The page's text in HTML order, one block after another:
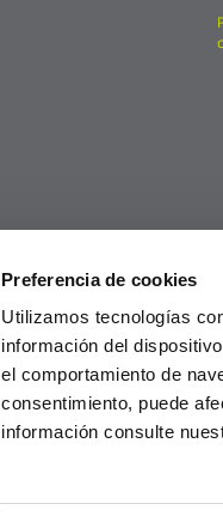
Preferencia de cookies
Utilizamos tecnologías
información del
el comportamiento de
consentimiento, puede
información consulte